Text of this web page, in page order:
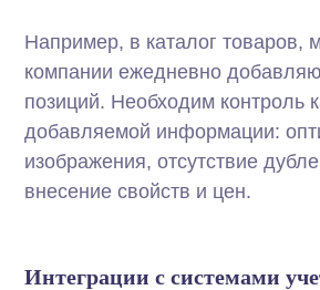
Например, в каталог товаров,
компании ежедневно
позиций. Необходим контроль
добавляемой информации:
изображения, отсутствие
внесение свойств и цен.
Интеграции с системами